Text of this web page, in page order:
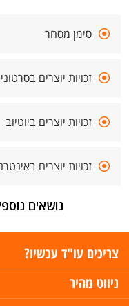
סימן מסחר
זכויות יוצרים
זכויות יוצרים ביוטיוב
זכויות יוצרים
נושאים
צריכים עו"ד עכשיו?
ניווט מהיר